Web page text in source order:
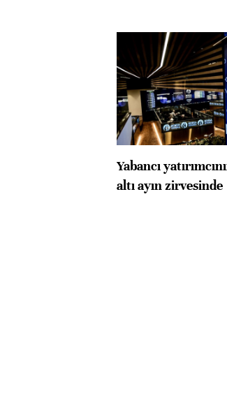
Yabancı
altı ayın zirvesinde